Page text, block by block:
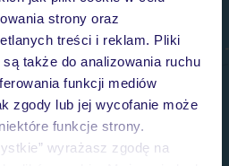
strony oraz
treści i reklam. Pliki
także do analizowania ruchu
funkcji mediów
zgody lub jej wycofanie może
funkcje strony.
wyrażasz zgodę na